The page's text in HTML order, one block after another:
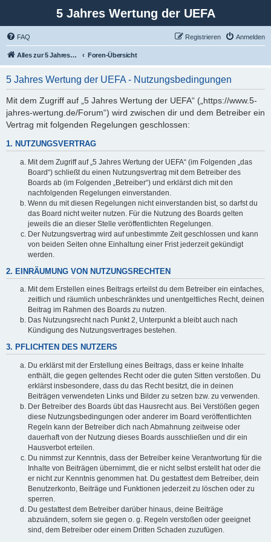
5 Jahres Wertung der UEFA
FAQ Anmelden
Registrieren
Alles zur 5 Jahreswertung / Tabelle der UEFA mit vielen Statistiken. Foren-Übersicht
5 Jahres Wertung der UEFA - Nutzungsbedingungen
Mit dem Zugriff auf „5 Jahres Wertung der UEFA“ („https://www.5-
jahres-wertung.de/Forum“) wird zwischen dir und dem Betreiber ein
Vertrag mit folgenden Regelungen geschlossen:
1. NUTZUNGSVERTRAG
Mit dem Zugriff auf „5 Jahres Wertung der UEFA“ (im Folgenden „das
Board“) schließt du einen Nutzungsvertrag mit dem Betreiber des
Boards ab (im Folgenden „Betreiber“) und erklärst dich mit den
nachfolgenden Regelungen einverstanden.
Wenn du mit diesen Regelungen nicht einverstanden bist, so darfst du
das Board nicht weiter nutzen. Für die Nutzung des Boards gelten
jeweils die an dieser Stelle veröffentlichten Regelungen.
Der Nutzungsvertrag wird auf unbestimmte Zeit geschlossen und kann
von beiden Seiten ohne Einhaltung einer Frist jederzeit gekündigt
werden.
2. EINRÄUMUNG VON NUTZUNGSRECHTEN
Mit dem Erstellen eines Beitrags erteilst du dem Betreiber ein einfaches,
zeitlich und räumlich unbeschränktes und unentgeltliches Recht, deinen
Beitrag im Rahmen des Boards zu nutzen.
Das Nutzungsrecht nach Punkt 2, Unterpunkt a bleibt auch nach
Kündigung des Nutzungsvertrages bestehen.
3. PFLICHTEN DES NUTZERS
Du erklärst mit der Erstellung eines Beitrags, dass er keine Inhalte
enthält, die gegen geltendes Recht oder die guten Sitten verstoßen. Du
erklärst insbesondere, dass du das Recht besitzt, die in deinen
Beiträgen verwendeten Links und Bilder zu setzen bzw. zu verwenden.
Der Betreiber des Boards übt das Hausrecht aus. Bei Verstößen gegen
diese Nutzungsbedingungen oder anderer im Board veröffentlichten
Regeln kann der Betreiber dich nach Abmahnung zeitweise oder
dauerhaft von der Nutzung dieses Boards ausschließen und dir ein
Hausverbot erteilen.
Du nimmst zur Kenntnis, dass der Betreiber keine Verantwortung für die
Inhalte von Beiträgen übernimmt, die er nicht selbst erstellt hat oder die
er nicht zur Kenntnis genommen hat. Du gestattest dem Betreiber, dein
Benutzerkonto, Beiträge und Funktionen jederzeit zu löschen oder zu
sperren.
Du gestattest dem Betreiber darüber hinaus, deine Beiträge
abzuändern, sofern sie gegen o. g. Regeln verstoßen oder geeignet
sind, dem Betreiber oder einem Dritten Schaden zuzufügen.